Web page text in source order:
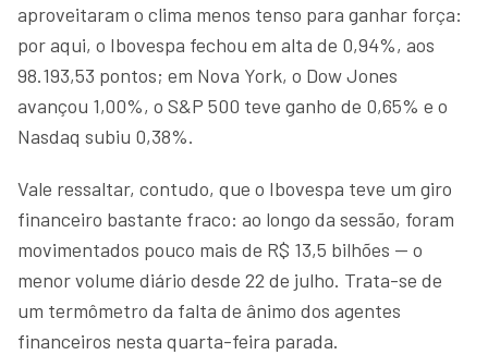
aproveitaram o clima menos tenso para ganhar força:
por aqui, o Ibovespa fechou em alta de 0,94%, aos
98.193,53 pontos; em Nova York, o Dow Jones
avançou 1,00%, o S&P 500 teve ganho de 0,65% e o
Nasdaq subiu 0,38%.
Vale ressaltar, contudo, que o Ibovespa teve um giro
financeiro bastante fraco: ao longo da sessão, foram
movimentados pouco mais de R$ 13,5 bilhões — o
menor volume diário desde 22 de julho. Trata-se de
um termômetro da falta de ânimo dos agentes
financeiros nesta quarta-feira parada.